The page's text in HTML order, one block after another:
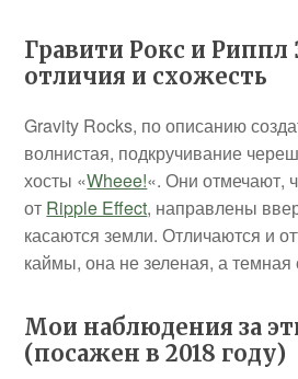
Гравити Рокс и
отличия и схожесть
Gravity Rocks, по описанию
волнистая, подкручивание
хосты «Wheee!«. Они отмечают,
от Ripple Effect, направлены
касаются земли. Отличаются и
каймы, она не зеленая, а темная
Мои наблюдения за
(посажен в 2018 году)